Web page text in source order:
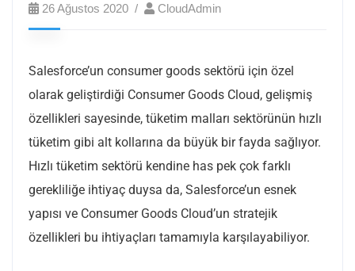
26 Ağustos 2020 CloudAdmin
Salesforce’un consumer goods sektörü için özel
olarak geliştirdiği Consumer Goods Cloud, gelişmiş
özellikleri sayesinde, tüketim malları sektörünün hızlı
tüketim gibi alt kollarına da büyük bir fayda sağlıyor.
Hızlı tüketim sektörü kendine has pek çok farklı
gerekliliğe ihtiyaç duysa da, Salesforce’un esnek
yapısı ve Consumer Goods Cloud’un stratejik
özellikleri bu ihtiyaçları tamamıyla karşılayabiliyor.